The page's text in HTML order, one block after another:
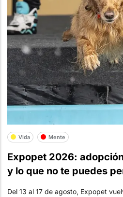
Vida Mente
Expopet 2026:
y lo que no te puedes
Del 13 al 17 de agosto, Expopet